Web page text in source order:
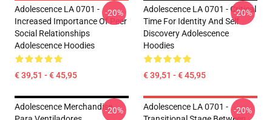
Adolescence LA 0701 -
Increased Importance Of Peer
Social Relationships
Adolescence Hoodies
€ 39,51 - € 45,95
-20%
Adolescence LA 0701 - Critical
Time For Identity And Self
Discovery Adolescence
Hoodies
€ 39,51 - € 45,95
-20%
Adolescence Merchandise-20%
Adolescence LA 0701 - -20%